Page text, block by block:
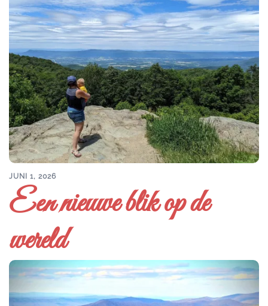
JUNI 1, 2026
Een nieuwe blik op de
wereld